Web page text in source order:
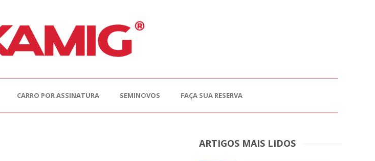
CARRO POR ASSINATURA SEMINOVOS FAÇA SUA RESERVA
ARTIGOS MAIS LIDOS